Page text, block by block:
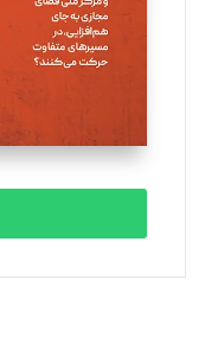
ملینا جعفری
تحریریه
مصطفی
تحریریه
بابک نقاش
تحریریه